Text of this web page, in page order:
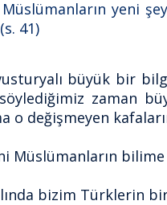
yeni
41)
büyük bir
zaman
o değişmeyen
Müslümanların
bizim Türklerin